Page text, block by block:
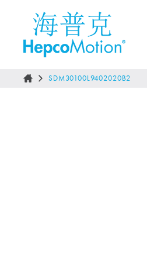
SDM30100L9402020B2